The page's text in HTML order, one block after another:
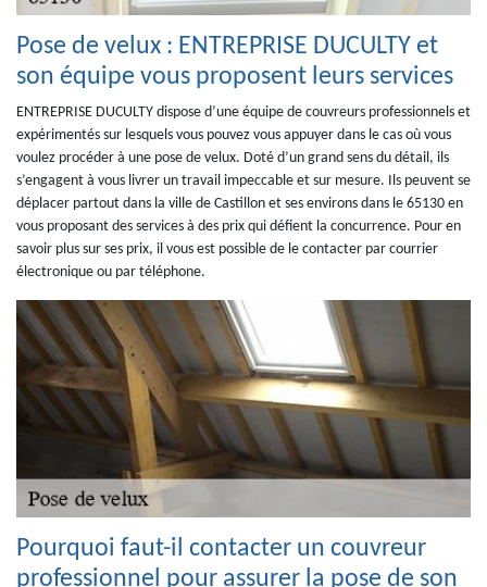
Pose de velux : ENTREPRISE DUCULTY et
son équipe vous proposent leurs services
ENTREPRISE DUCULTY dispose d’une équipe de couvreurs professionnels et
expérimentés sur lesquels vous pouvez vous appuyer dans le cas où vous
voulez procéder à une pose de velux. Doté d’un grand sens du détail, ils
s’engagent à vous livrer un travail impeccable et sur mesure. Ils peuvent se
déplacer partout dans la ville de Castillon et ses environs dans le 65130 en
vous proposant des services à des prix qui défient la concurrence. Pour en
savoir plus sur ses prix, il vous est possible de le contacter par courrier
électronique ou par téléphone.
Pourquoi faut-il contacter un couvreur
professionnel pour assurer la pose de son